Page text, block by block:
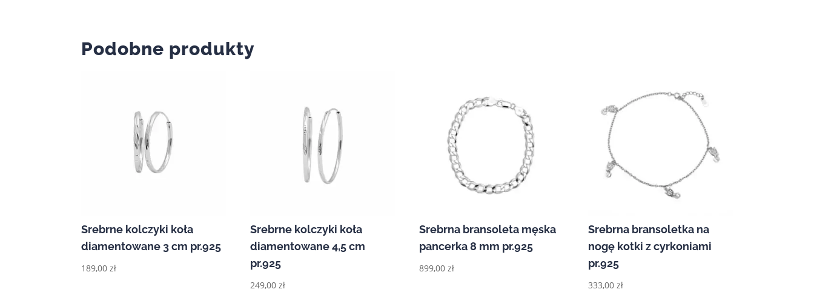
Podobne produkty
Srebrne kolczyki koła
diamentowane 3 cm pr.925
189,00zł
Srebrne kolczyki koła
diamentowane 4,5 cm
pr.925
249,00zł
Srebrna bransoleta męska
pancerka 8 mm pr.925
899,00zł
Srebrna bransoletka na
nogę kotki z cyrkoniami
pr.925
333,00zł